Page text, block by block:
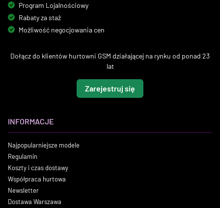
Program Lojalnościowy
Rabaty za staż
Możliwość negocjowania cen
Dołącz do klientów hurtowni GSM działającej na rynku od ponad 23
lat
Zarejestruj się
INFORMACJE
Najpopularniejsze modele
Regulamin
Koszty i czas dostawy
Współpraca hurtowa
Newsletter
Dostawa Warszawa